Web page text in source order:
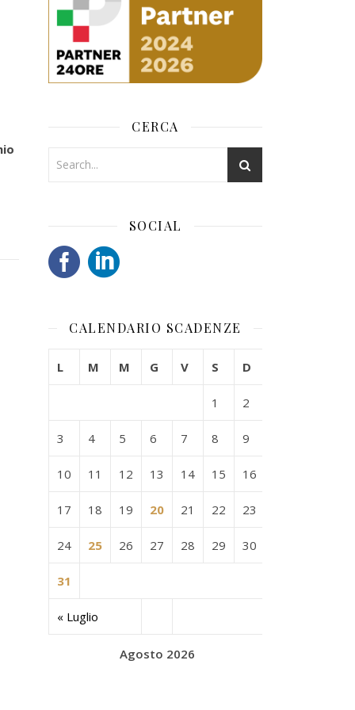
CERCA
SOCIAL
CALENDARIO SCADENZE
Agosto 2026
L M M G V S D
« Luglio
1 2
3 4 5 6 7 8 9
10 11 12 13 14 15 16
17 18 19 20 21 22 23
24 25 26 27 28 29 30
31